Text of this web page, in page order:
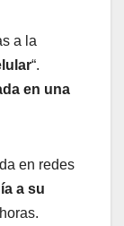
a la
“.
en una
en redes
a su